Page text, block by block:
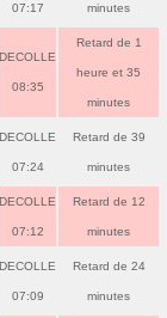
07:17 minutes
DECOLLE
08:35
Retard de 1
heure et 35
minutes
DECOLLE
07:24
Retard de 39
minutes
DECOLLE
07:12
Retard de 12
minutes
DECOLLE
07:09
Retard de 24
minutes